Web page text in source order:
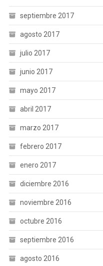
septiembre 2017
agosto 2017
julio 2017
junio 2017
mayo 2017
abril 2017
marzo 2017
febrero 2017
enero 2017
diciembre 2016
noviembre 2016
octubre 2016
septiembre 2016
agosto 2016